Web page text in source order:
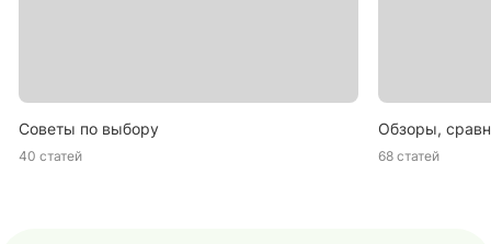
Советы по выбору
40 статей
Обзоры,
68 статей